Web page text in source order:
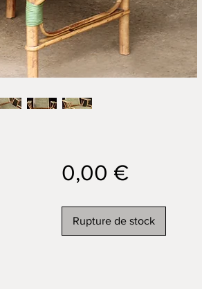
0,00 €Prix
Rupture de stock